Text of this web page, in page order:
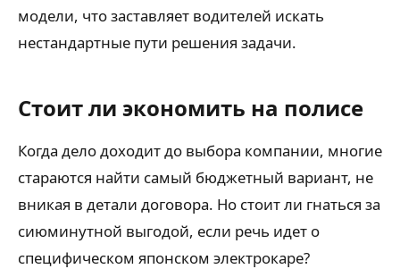
модели, что заставляет водителей искать
нестандартные пути решения задачи.
Стоит ли экономить на полисе
Когда дело доходит до выбора компании, многие
стараются найти самый бюджетный вариант, не
вникая в детали договора. Но стоит ли гнаться за
сиюминутной выгодой, если речь идет о
специфическом японском электрокаре?